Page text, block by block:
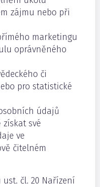
zájmu nebo při
marketingu
oprávněného
či
pro statistické
údajů
své
ve
čitelném
ust. čl. 20 Nařízení